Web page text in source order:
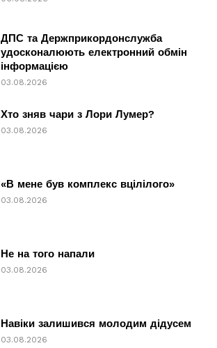
ДПС та Держприкордонслужба
удосконалюють електронний обмін
інформацією
03.08.2026
Хто зняв чари з Лори Лумер?
03.08.2026
«В мене був комплекс вцілілого»
03.08.2026
Не на того напали
03.08.2026
Навіки залишився молодим дідусем
03.08.2026